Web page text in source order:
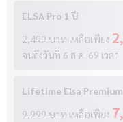
ELSA Pro 1 ปี
2,499 บาท เหลือเพียง
จนถึงวันที่ 6 ส.ค. 69 เวลา
Lifetime Elsa Premium
9,999 บาท เหลือเพียง